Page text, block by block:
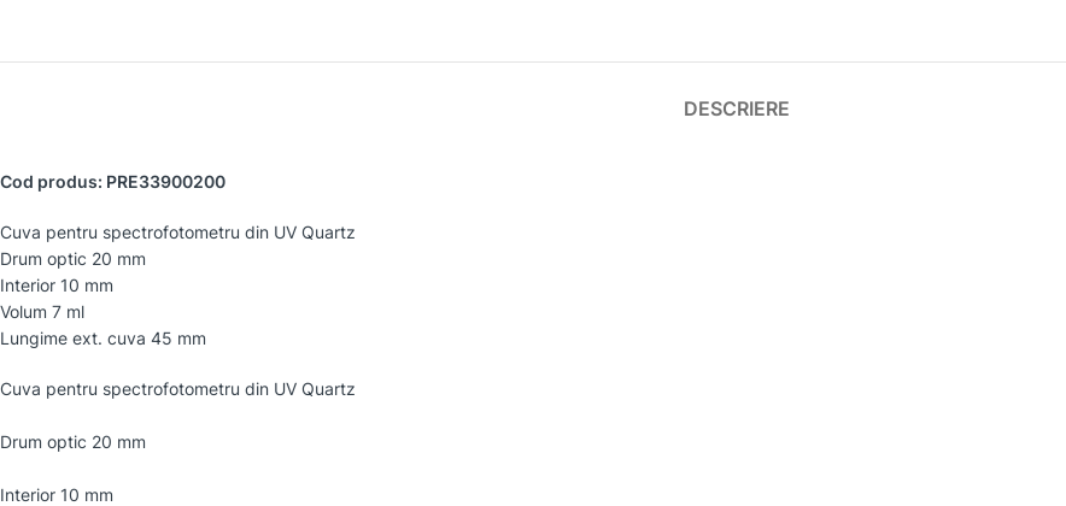
DESCRIERE
Cod produs: PRE33900200
Cuva pentru spectrofotometru din UV Quartz
Drum optic 20 mm
Interior 10 mm
Volum 7 ml
Lungime ext. cuva 45 mm
Cuva pentru spectrofotometru din UV Quartz
Drum optic 20 mm
Interior 10 mm